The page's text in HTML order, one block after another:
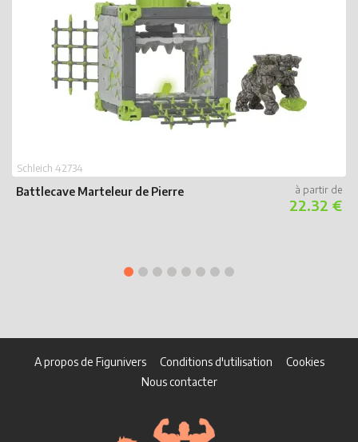
Battlecave Marteleur de Pierre
Schleich 42734
22.32 €
A propos de Figunivers Conditions d'utilisation
Cookies
Nous contacter